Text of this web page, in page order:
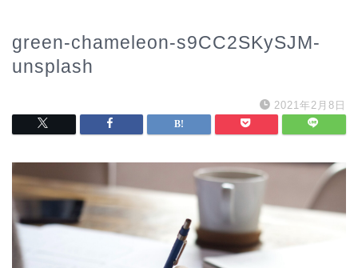
green-chameleon-s9CC2SKySJM-
unsplash
2021年2月8日